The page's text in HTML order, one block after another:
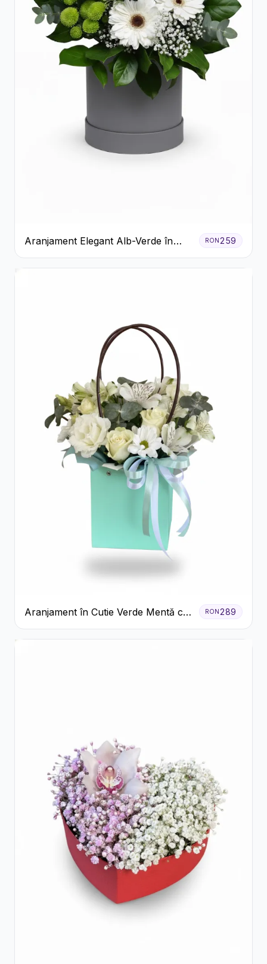
Aranjament Elegant Alb-Verde în
Cutie Gri
RON 259
Aranjament în Cutie Verde Mentă cu
Trandafiri și Alstroemeria
RON 289